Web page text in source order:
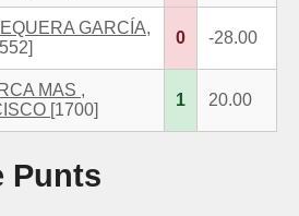
GARCÍA,
0 -28.00
MAS ,
[1700]
1 20.00
Punts